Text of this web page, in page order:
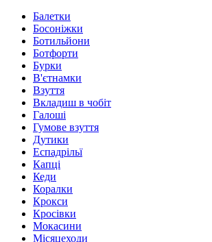
Балетки
Босоніжки
Ботильйони
Ботфорти
Бурки
В'єтнамки
Взуття
Вкладиш в чобіт
Галоші
Гумове взуття
Дутики
Еспадрільї
Капці
Кеди
Коралки
Крокси
Кросівки
Мокасини
Місяцеходи